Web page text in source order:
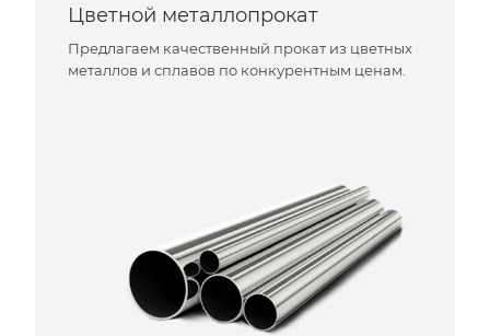
Цветной металлопрокат
Предлагаем качественный прокат из цветных
металлов и сплавов по конкурентным ценам.